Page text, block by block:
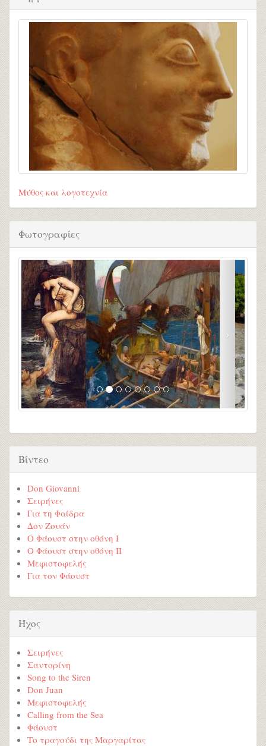
Μύθος και λογοτεχνία
Φωτογραφίες
Βίντεο
Don Giovanni
Σειρήνες
Για τη Φαίδρα
Δον Ζουάν
Ο Φάουστ στην οθόνη Ι
Ο Φάουστ στην οθόνη ΙI
Μεφιστοφελής
Για τον Φάουστ
Ήχος
Σειρήνες
Σαντορίνη
Song to the Siren
Don Juan
Μεφιστοφελής
Calling from the Sea
Φάουστ
Το τραγούδι της Μαργαρίτας